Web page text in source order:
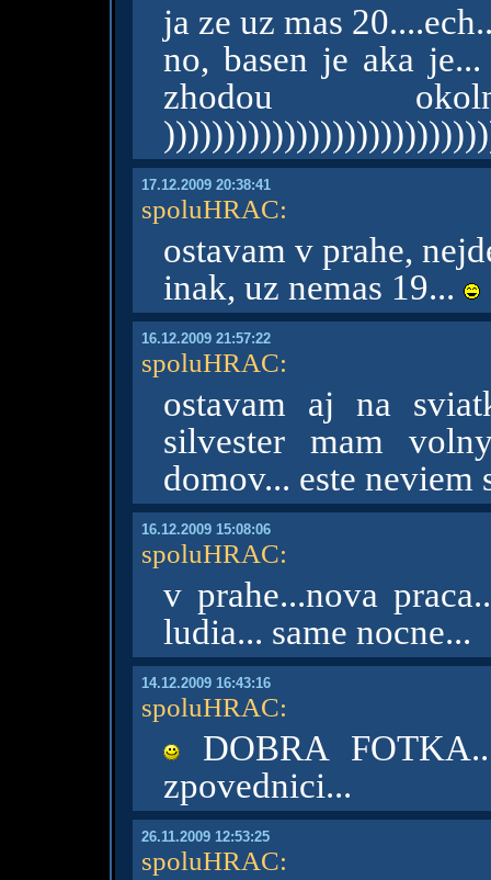
ja ze uz mas
no, basen je aka
zhodou
17.12.2009 20:38:41
spoluHRAC:
ostavam v prahe,
inak, uz nemas 19...
16.12.2009 21:57:22
spoluHRAC:
ostavam aj na
silvester mam
domov... este neviem
16.12.2009 15:08:06
spoluHRAC:
v prahe...nova
ludia... same nocne...
14.12.2009 16:43:16
spoluHRAC:
DOBRA
zpovednici...
26.11.2009 12:53:25
spoluHRAC: